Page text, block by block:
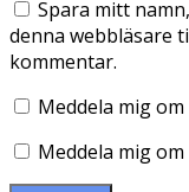
Spara mitt
denna webbläsare
kommentar.
Meddela mig
Meddela mig